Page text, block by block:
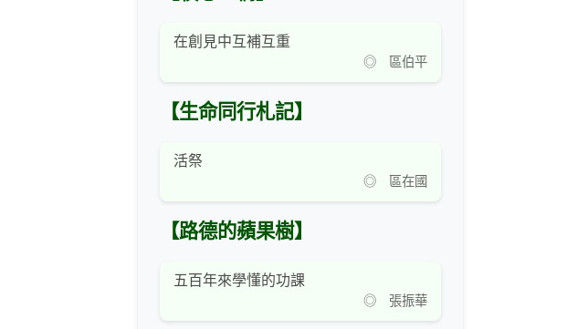
在創見中互補互重
◎ 區伯平
【生命同行札記】
活祭
◎ 區在國
【路德的蘋果樹】
五百年來學懂的功課
◎ 張振華